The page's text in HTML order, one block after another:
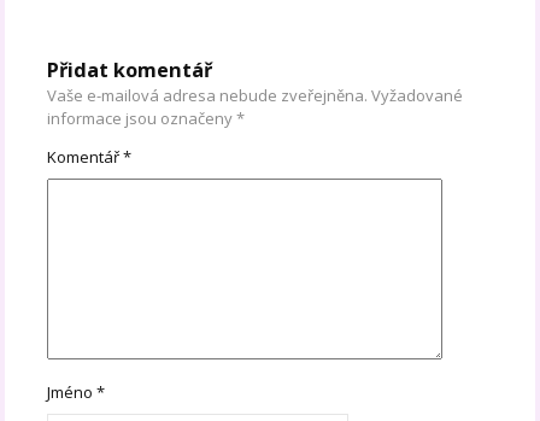
Přidat komentář
Vaše e-mailová adresa nebude zveřejněna. Vyžadované
informace jsou označeny*
Komentář*
Jméno*